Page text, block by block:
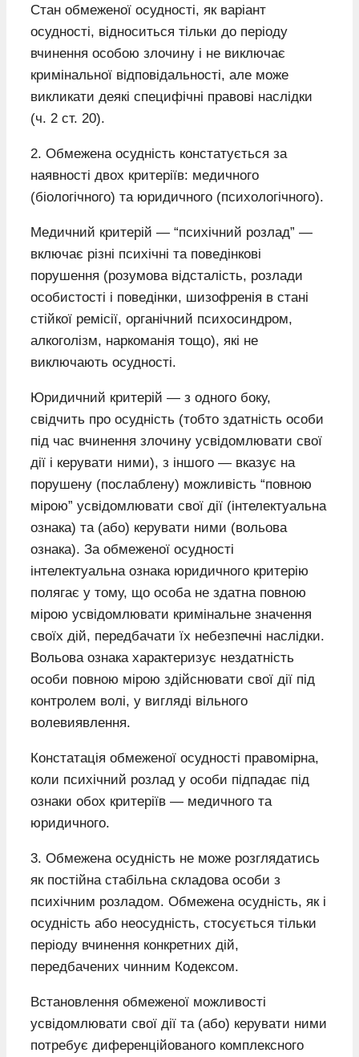
Стан обмеженої осудності, як варіант
осудності, відноситься тільки до періоду
вчинення особою злочину і не виключає
кримінальної відповідальності, але може
викликати деякі специфічні правові наслідки
(ч. 2 ст. 20).
2. Обмежена осудність констатується за
наявності двох критеріїв: медичного
(біологічного) та юридичного (психологічного).
Медичний критерій — “психічний розлад” —
включає різні психічні та поведінкові
порушення (розумова відсталість, розлади
особистості і поведінки, шизофренія в стані
стійкої ремісії, органічний психосиндром,
алкоголізм, наркоманія тощо), які не
виключають осудності.
Юридичний критерій — з одного боку,
свідчить про осудність (тобто здатність особи
під час вчинення злочину усвідомлювати свої
дії і керувати ними), з іншого — вказує на
порушену (послаблену) можливість “повною
мірою” усвідомлювати свої дії (інтелектуальна
ознака) та (або) керувати ними (вольова
ознака). За обмеженої осудності
інтелектуальна ознака юридичного критерію
полягає у тому, що особа не здатна повною
мірою усвідомлювати кримінальне значення
своїх дій, передбачати їх небезпечні наслідки.
Вольова ознака характеризує нездатність
особи повною мірою здійснювати свої дії під
контролем волі, у вигляді вільного
волевиявлення.
Констатація обмеженої осудності правомірна,
коли психічний розлад у особи підпадає під
ознаки обох критеріїв — медичного та
юридичного.
3. Обмежена осудність не може розглядатись
як постійна стабільна складова особи з
психічним розладом. Обмежена осудність, як і
осудність або неосудність, стосується тільки
періоду вчинення конкретних дій,
передбачених чинним Кодексом.
Встановлення обмеженої можливості
усвідомлювати свої дії та (або) керувати ними
потребує диференційованого комплексного